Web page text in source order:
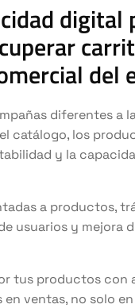
digital
del
diferentes a
catálogo, los
y la
a productos,
usuarios y mejora
tus productos con
ventas, no solo